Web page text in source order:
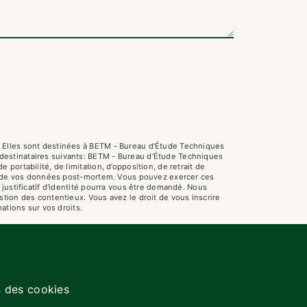
sont destinées à BETM - Bureau d'Étude Techniques
suivants: BETM - Bureau d'Étude Techniques
portabilité, de limitation, d’opposition, de retrait de
vos données post-mortem. Vous pouvez exercer ces
d'identité pourra vous être demandé. Nous
des contentieux. Vous avez le droit de vous inscrire
sur vos droits.
des cookies